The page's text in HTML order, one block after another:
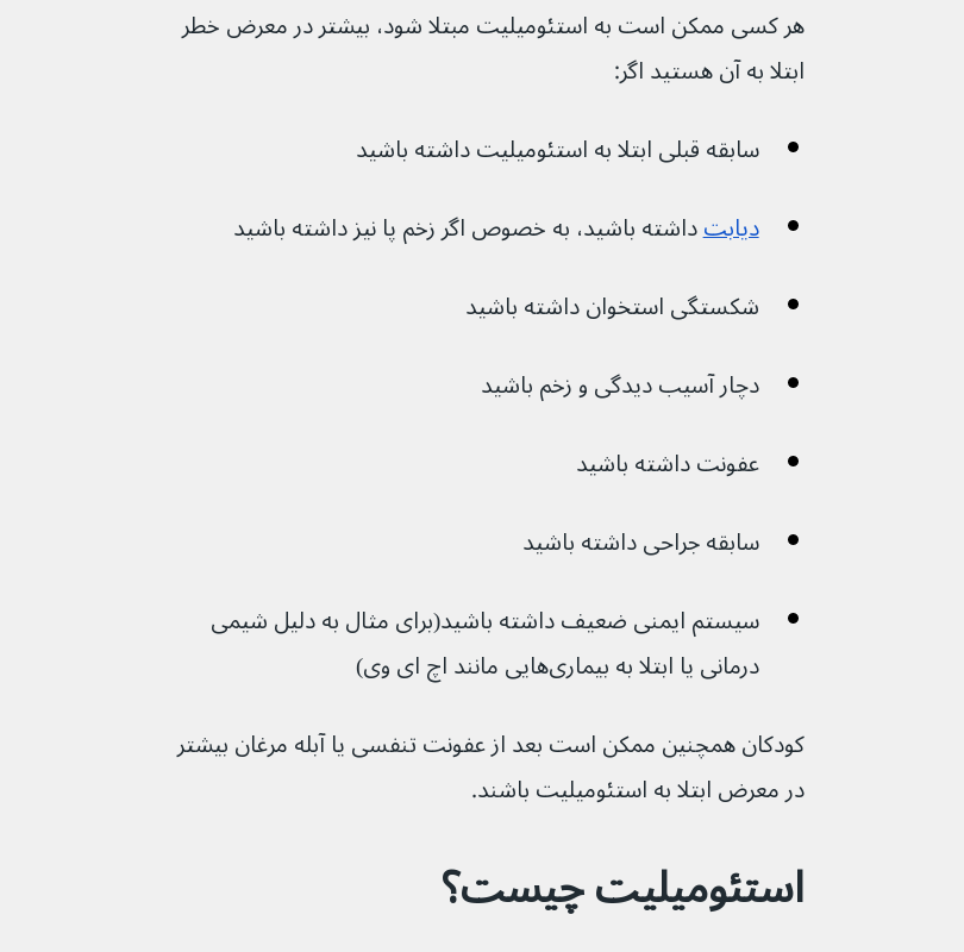
هر کسی ممکن است به استئومیلیت مبتلا شود، بیشتر در معرض خطر
ابتلا به آن هستید اگر:
سابقه قبلی ابتلا به استئومیلیت داشته باشید
دیابت داشته باشید، به خصوص اگر زخم پا نیز داشته باشید
شکستگی استخوان داشته باشید
دچار آسیب دیدگی و زخم باشید
عفونت داشته باشید
سابقه جراحی داشته باشید
سیستم ایمنی ضعیف داشته باشید(برای مثال به دلیل شیمی
درمانی یا ابتلا به بیماری‌هایی مانند اچ ای وی)
کودکان همچنین ممکن است بعد از عفونت تنفسی یا آبله مرغان بیشتر
در معرض ابتلا به استئومیلیت باشند.
استئومیلیت چیست؟